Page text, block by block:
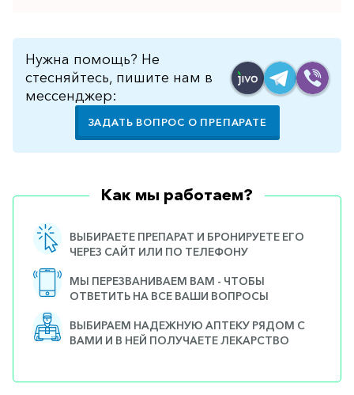
Нужна помощь? Не
стесняйтесь, пишите нам в
мессенджер:
ЗАДАТЬ ВОПРОС О ПРЕПАРАТЕ
Как мы работаем?
ВЫБИРАЕТЕ ПРЕПАРАТ И БРОНИРУЕТЕ ЕГО
ЧЕРЕЗ САЙТ ИЛИ ПО ТЕЛЕФОНУ
МЫ ПЕРЕЗВАНИВАЕМ ВАМ - ЧТОБЫ
ОТВЕТИТЬ НА ВСЕ ВАШИ ВОПРОСЫ
ВЫБИРАЕМ НАДЕЖНУЮ АПТЕКУ РЯДОМ С
ВАМИ И В НЕЙ ПОЛУЧАЕТЕ ЛЕКАРСТВО